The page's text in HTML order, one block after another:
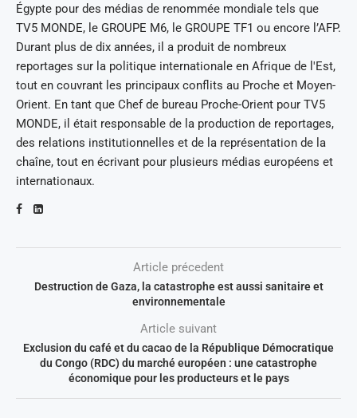
Égypte pour des médias de renommée mondiale tels que
TV5 MONDE, le GROUPE M6, le GROUPE TF1 ou encore l’AFP.
Durant plus de dix années, il a produit de nombreux
reportages sur la politique internationale en Afrique de l'Est,
tout en couvrant les principaux conflits au Proche et Moyen-
Orient. En tant que Chef de bureau Proche-Orient pour TV5
MONDE, il était responsable de la production de reportages,
des relations institutionnelles et de la représentation de la
chaîne, tout en écrivant pour plusieurs médias européens et
internationaux.
Article précedent
Destruction de Gaza, la catastrophe est aussi sanitaire et
environnementale
Article suivant
Exclusion du café et du cacao de la République Démocratique
du Congo (RDC) du marché européen : une catastrophe
économique pour les producteurs et le pays